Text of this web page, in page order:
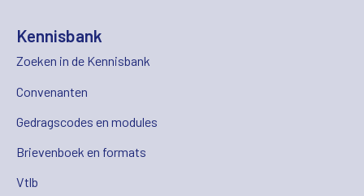
Kennisbank
Zoeken in de Kennisbank
Convenanten
Gedragscodes en modules
Brievenboek en formats
Vtlb